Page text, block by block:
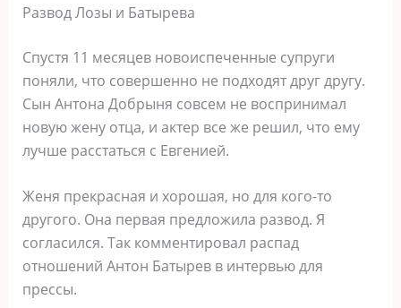
Развод Лозы и Батырева
Спустя 11 месяцев новоиспеченные супруги
поняли, что совершенно не подходят друг другу.
Сын Антона Добрыня совсем не воспринимал
новую жену отца, и актер все же решил, что ему
лучше расстаться с Евгенией.
Женя прекрасная и хорошая, но для кого-то
другого. Она первая предложила развод. Я
согласился. Так комментировал распад
отношений Антон Батырев в интервью для
прессы.